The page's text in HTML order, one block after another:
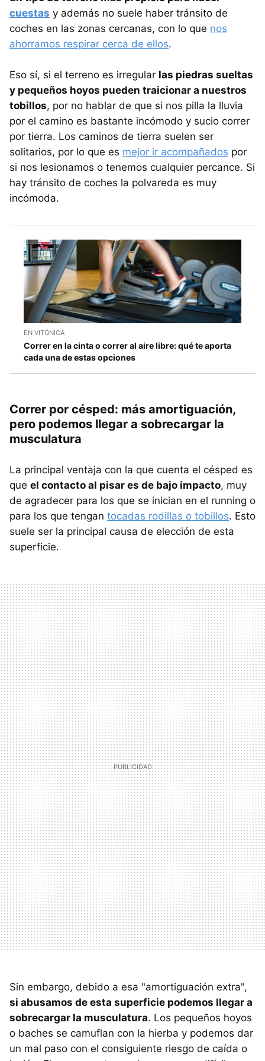
cuestas y además no suele haber tránsito de
coches en las zonas cercanas, con lo que nos
ahorramos respirar cerca de ellos.
Eso sí, si el terreno es irregular las piedras sueltas
y pequeños hoyos pueden traicionar a nuestros
tobillos, por no hablar de que si nos pilla la lluvia
por el camino es bastante incómodo y sucio correr
por tierra. Los caminos de tierra suelen ser
solitarios, por lo que es mejor ir acompañados por
si nos lesionamos o tenemos cualquier percance. Si
hay tránsito de coches la polvareda es muy
incómoda.
EN VITÓNICA
Correr en la cinta o correr al aire libre: qué te aporta
cada una de estas opciones
Correr por césped: más amortiguación,
pero podemos llegar a sobrecargar la
musculatura
La principal ventaja con la que cuenta el césped es
que el contacto al pisar es de bajo impacto, muy
de agradecer para los que se inician en el running o
para los que tengan tocadas rodillas o tobillos. Esto
suele ser la principal causa de elección de esta
superficie.
Sin embargo, debido a esa "amortiguación extra",
si abusamos de esta superficie podemos llegar a
sobrecargar la musculatura. Los pequeños hoyos
o baches se camuflan con la hierba y podemos dar
un mal paso con el consiguiente riesgo de caída o